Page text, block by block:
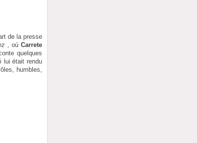
de la presse
, où Carrete
quelques
lui était rendu
humbles,